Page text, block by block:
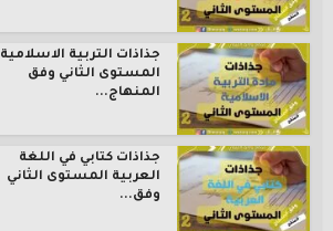
جذاذات التربية الاسلامية
المستوى الثاني وفق
المنهاج...
جذاذات كتابي في اللغة
العربية المستوى الثاني
وفق...